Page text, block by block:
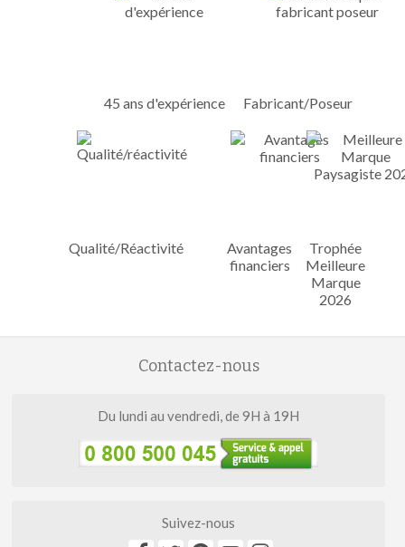
45 ans d'expérience Fabricant/Poseur
Qualité/Réactivité
Avantages
financiers
Trophée
Meilleure
Marque
2026
Contactez-nous
Du lundi au vendredi, de 9H à 19H
Suivez-nous